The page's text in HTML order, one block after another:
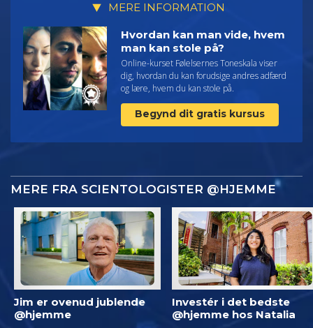
MERE INFORMATION
Hvordan kan man vide, hvem
man kan stole på?
Online-kurset Følelsernes Toneskala viser
dig, hvordan du kan forudsige andres adfærd
og lære, hvem du kan stole på.
Begynd dit gratis kursus
MERE FRA SCIENTOLOGISTER @HJEMME
Jim er ovenud jublende
@hjemme
Investér i det bedste
@hjemme hos Natalia